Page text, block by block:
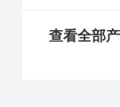
查看全部